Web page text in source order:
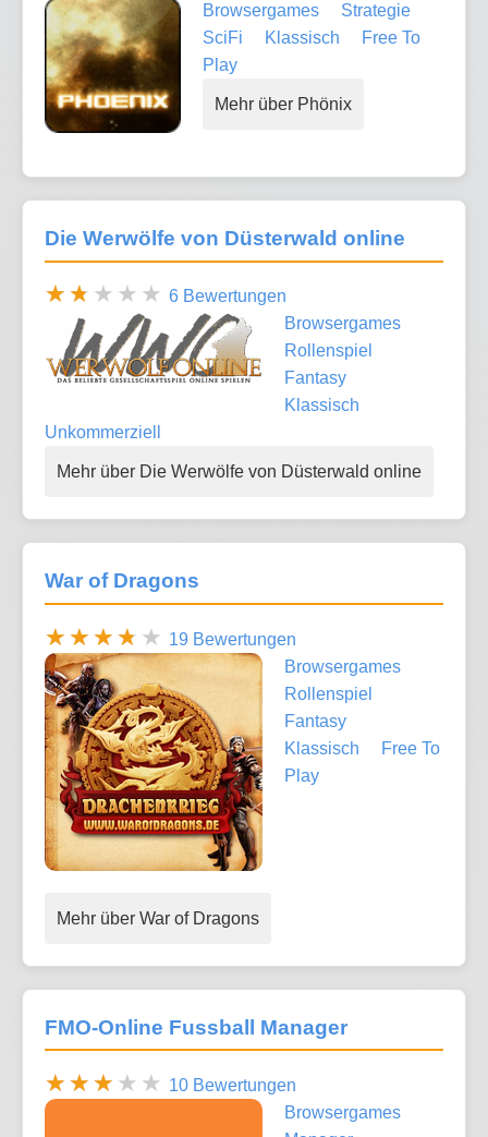
Browsergames
Strategie
SciFi
Klassisch
Free To
Play
Mehr über Phönix
Die Werwölfe von Düsterwald online
6 Bewertungen
Browsergames
Rollenspiel
Fantasy
Klassisch
Unkommerziell
Mehr über Die Werwölfe von Düsterwald online
War of Dragons
19 Bewertungen
Browsergames
Rollenspiel
Fantasy
Klassisch
Free To
Play
Mehr über War of Dragons
FMO-Online Fussball Manager
10 Bewertungen
Browsergames